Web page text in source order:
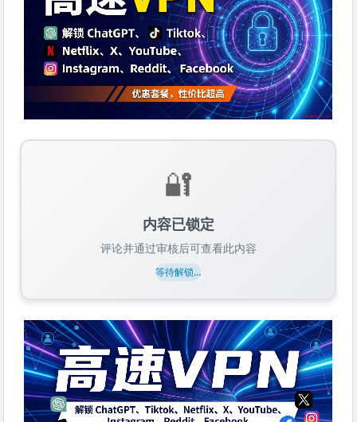
🔐
内容已锁定
评论并通过审核后可查看此内容
等待解锁...